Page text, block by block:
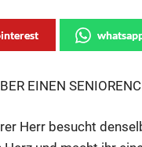
EINEN
Herr besucht